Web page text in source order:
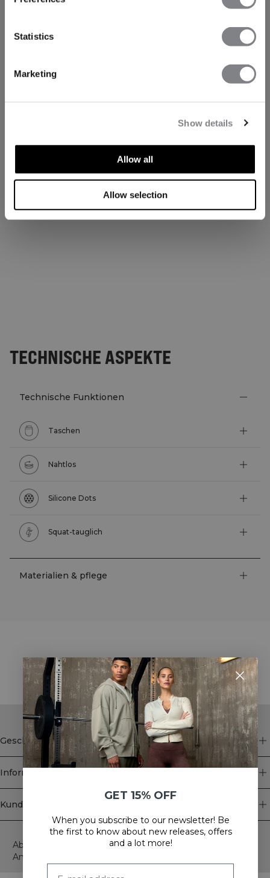
Statistics
Marketing
Show details
Allow all
Allow selection
TECHNISCHE ASPEKTE
Technische Funktionen
Taschen
Nahtlos
Silicone Dots
Squat-tauglich
Materialien & pflege
STYLE WITH
Geschäft
Information
Kundendienst
Newsletter
Abonnieren Sie unseren Newsletter! Erhalten Sie exklusive
Angebote, unsere neuesten Nachrichten und vieles mehr.
GET 15% OFF
When you subscribe to our newsletter! Be
the first to know about new releases, offers
and a lot more!